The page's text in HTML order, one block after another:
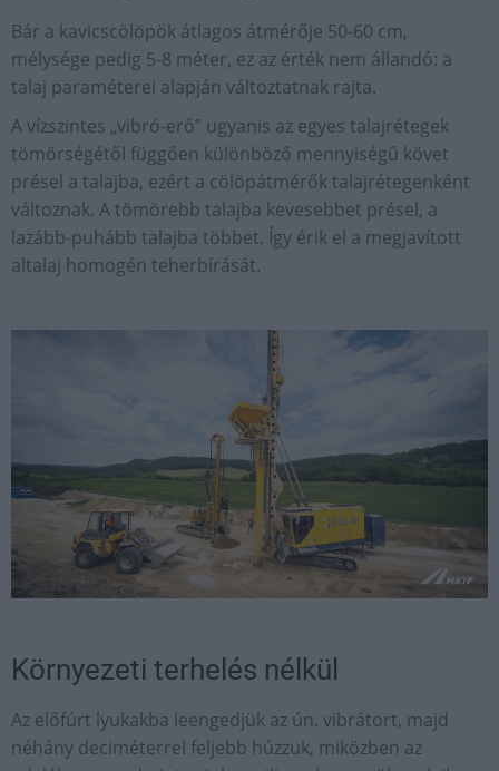
Bár a kavicscölöpök átlagos átmérője 50-60 cm,
mélysége pedig 5-8 méter, ez az érték nem állandó: a
talaj paraméterei alapján változtatnak rajta.
A vízszintes „vibró-erő” ugyanis az egyes talajrétegek
tömörségétől függően különböző mennyiségű követ
présel a talajba, ezért a cölöpátmérők talajrétegenként
változnak. A tömörebb talajba kevesebbet présel, a
lazább-puhább talajba többet. Így érik el a megjavított
altalaj homogén teherbírását.
Környezeti terhelés nélkül
Az előfúrt lyukakba leengedjük az ún. vibrátort, majd
néhány deciméterrel feljebb húzzuk, miközben az